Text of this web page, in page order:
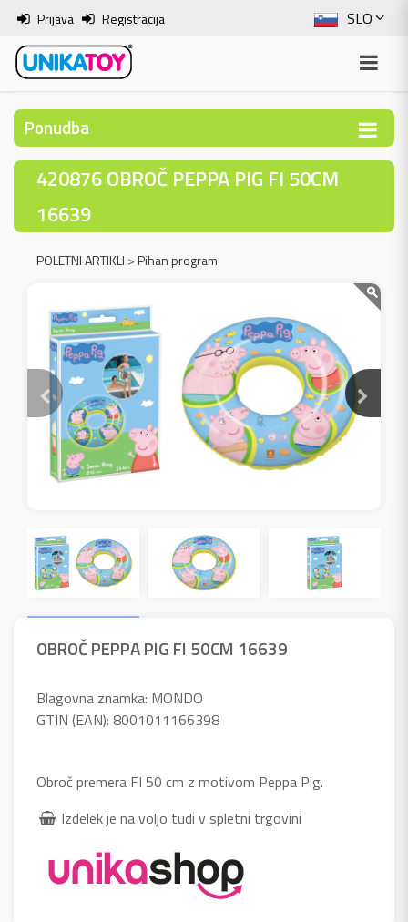
SLO
ENG
ITA
Prijava Registracija
Ponudba
420876 OBROČ PEPPA PIG FI 50CM
16639
POLETNI ARTIKLI >Pihan program
OBROČ PEPPA PIG FI 50CM 16639
Blagovna znamka: MONDO
GTIN (EAN): 8001011166398
Obroč premera FI 50 cm z motivom Peppa Pig.
Izdelek je na voljo tudi v spletni trgovini